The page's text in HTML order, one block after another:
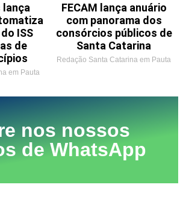
lança
ISS
de
em Pauta
FECAM lança anuário
com panorama dos
consórcios públicos de
Santa Catarina
Redação Santa Catarina em Pauta
nos nossos
de WhatsApp